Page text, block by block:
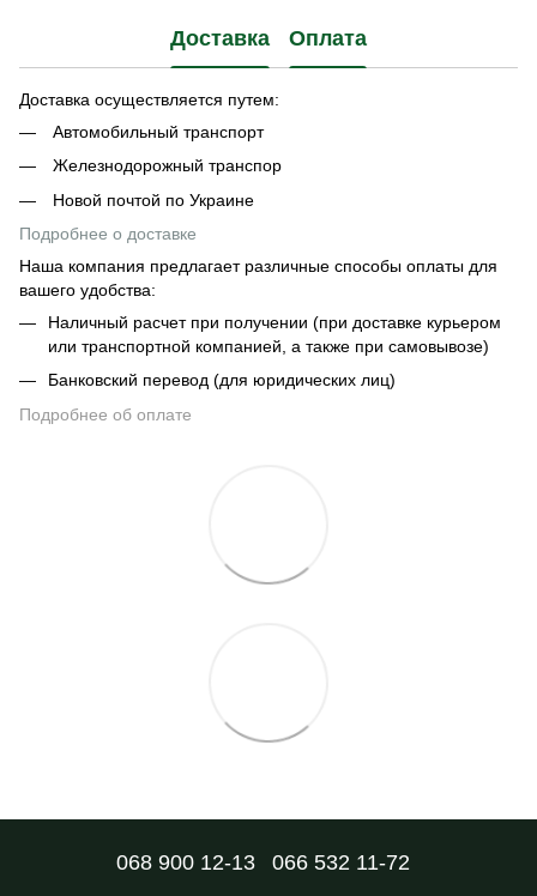
Доставка Оплата
Доставка осуществляется путем:
Автомобильный транспорт
Железнодорожный транспор
Новой почтой по Украине
Подробнее о доставке
Наша компания предлагает различные способы оплаты для
вашего удобства:
Наличный расчет при получении (при доставке курьером
или транспортной компанией, а также при самовывозе)
Банковский перевод (для юридических лиц)
Подробнее об оплате
068 900 12-13 066 532 11-72